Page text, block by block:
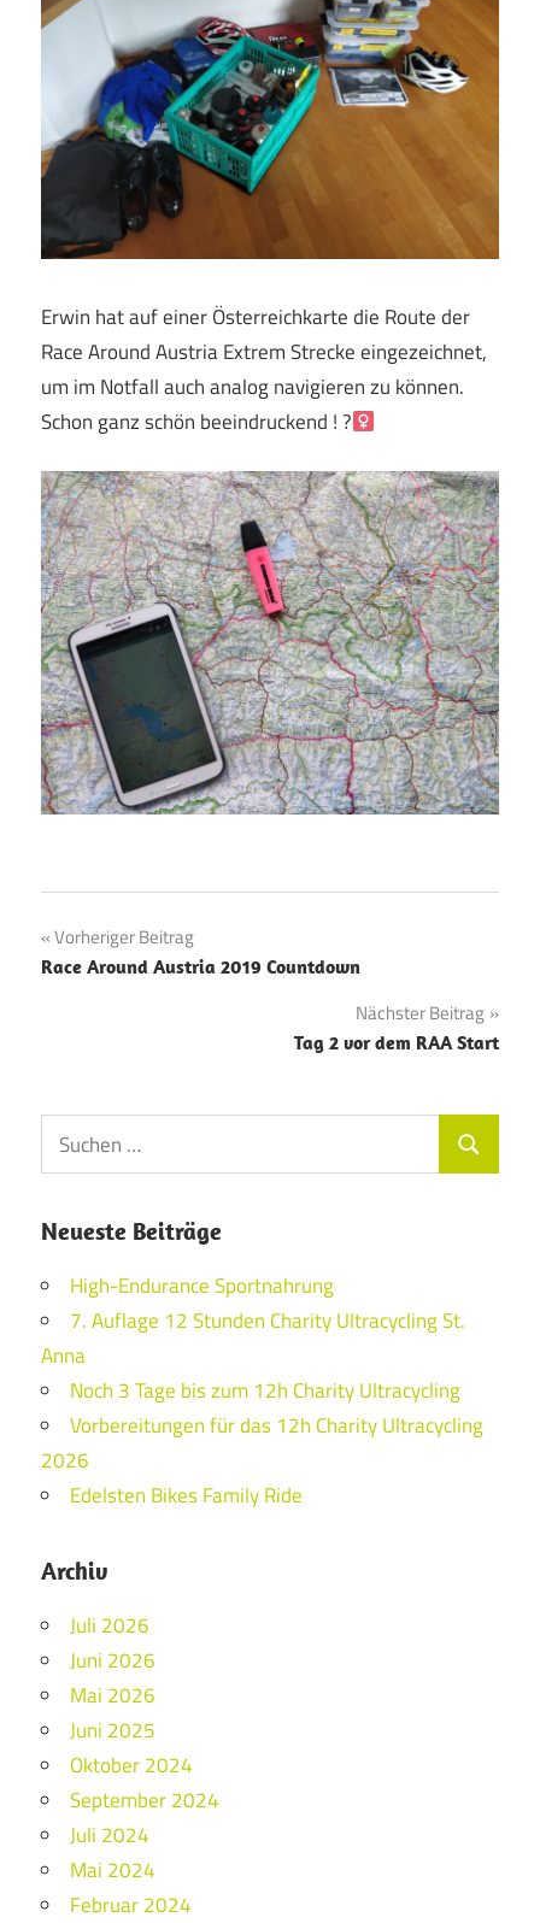
Erwin hat auf einer Österreichkarte die Route der
Race Around Austria Extrem Strecke eingezeichnet,
um im Notfall auch analog navigieren zu können.
Schon ganz schön beeindruckend ! ?‍
Beitragsnavigation
Vorheriger Beitrag
Race Around Austria 2019 Countdown
Nächster Beitrag
Tag 2 vor dem RAA Start
Suchen
nach:
Suchen
Neueste Beiträge
High-Endurance Sportnahrung
7. Auflage 12 Stunden Charity Ultracycling St.
Anna
Noch 3 Tage bis zum 12h Charity Ultracycling
Vorbereitungen für das 12h Charity Ultracycling
2026
Edelsten Bikes Family Ride
Archiv
Juli 2026
Juni 2026
Mai 2026
Juni 2025
Oktober 2024
September 2024
Juli 2024
Mai 2024
Februar 2024